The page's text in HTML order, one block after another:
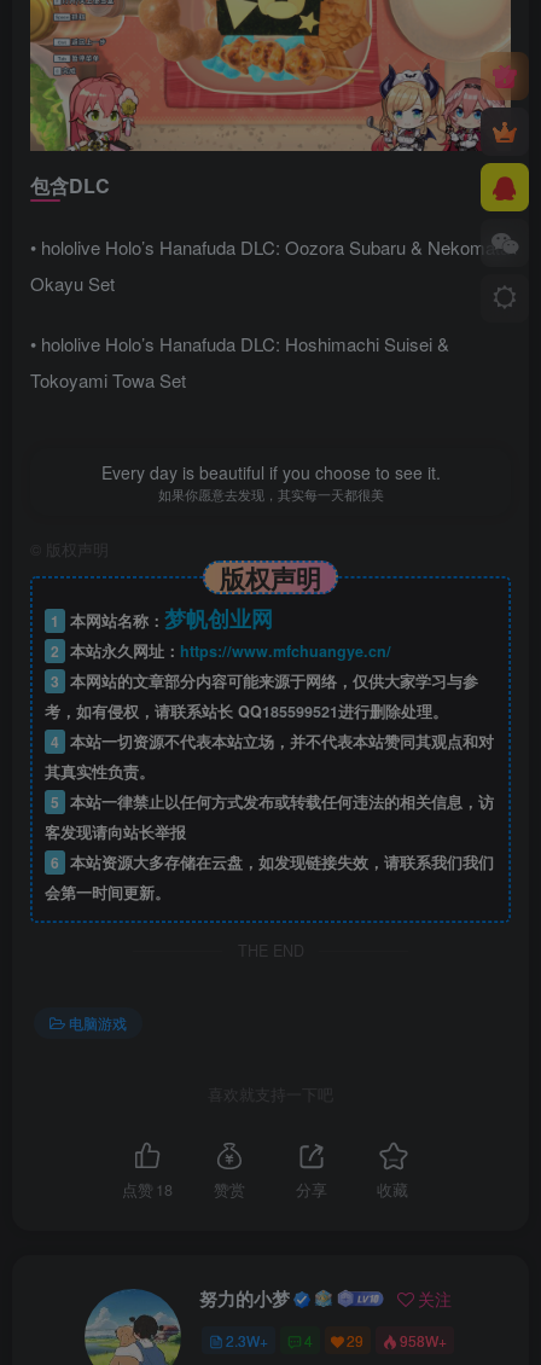
包含DLC
• hololive Holo’s Hanafuda DLC: Oozora Subaru & Nekomata
Okayu Set
• hololive Holo’s Hanafuda DLC: Hoshimachi Suisei &
Tokoyami Towa Set
v1.2.0|容量1.18GB|官方简体中文|支持键盘.鼠标.手柄
Every day is beautiful if you choose to see it.
如果你愿意去发现，其实每一天都很美
版权声明
版权声明
1 本网站名称： 梦帆创业网
2 本站永久网址： https://www.mfchuangye.cn/
3 本网站的文章部分内容可能来源于网络，仅供大家学习与参
考，如有侵权，请联系站长 QQ185599521进行删除处理。
4 本站一切资源不代表本站立场，并不代表本站赞同其观点和对
其真实性负责。
5 本站一律禁止以任何方式发布或转载任何违法的相关信息，访
客发现请向站长举报
6 本站资源大多存储在云盘，如发现链接失效，请联系我们我们
会第一时间更新。
THE END
电脑游戏
喜欢就支持一下吧
点赞 18 赞赏 分享 收藏
努力的小梦 关注
2.3W+ 4 29 958W+